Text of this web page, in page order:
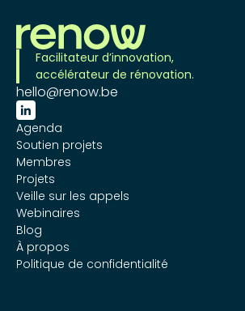
Facilitateur d’innovation,
accélérateur de rénovation.
hello@renow.be

Agenda
Soutien projets
Membres
Projets
Veille sur les appels
Webinaires
Blog
À propos
Politique de confidentialité